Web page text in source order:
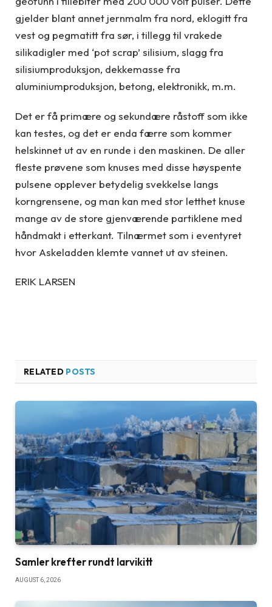
gjelder blant annet jernmalm fra nord, eklogitt fra
vest og pegmatitt fra sør, i tillegg til vrakede
silikadigler med ‘pot scrap’ silisium, slagg fra
silisiumproduksjon, dekkemasse fra
aluminiumproduksjon, betong, elektronikk, m.m.
Det er få primære og sekundære råstoff som ikke
kan testes, og det er enda færre som kommer
helskinnet ut av en runde i den maskinen. De aller
fleste prøvene som knuses med disse høyspente
pulsene opplever betydelig svekkelse langs
korngrensene, og man kan med stor letthet knuse
mange av de store gjenværende partiklene med
håndmakt i etterkant. Tilnærmet som i eventyret
hvor Askeladden klemte vannet ut av steinen.
ERIK LARSEN
RELATED POSTS
Samler krefter rundt larvikitt
AUGUST 6, 2026